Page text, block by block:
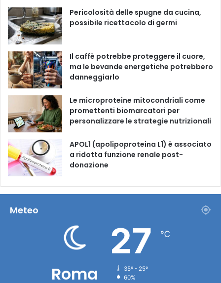
o
k
e
r
a
Pericolosità delle spugne da cucina,
possibile ricettacolo di germi
Il caffè potrebbe proteggere il cuore,
ma le bevande energetiche potrebbero
danneggiarlo
Le microproteine ​​mitocondriali come
promettenti biomarcatori per
personalizzare le strategie nutrizionali
APOL1 (apolipoproteina L1) è associato
a ridotta funzione renale post-
donazione
Meteo
Roma
27 ℃
35º - 25º
60%